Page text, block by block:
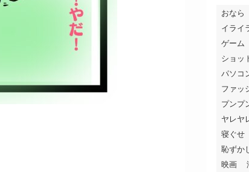
おなら
イライ
ゲーム
ショッ
パソコ
ファッ
プンプ
ヤレヤ
寝ぐせ
恥ずか
映画